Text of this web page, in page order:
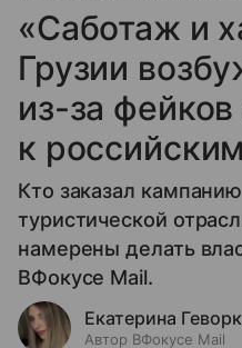
«Саботаж и
Грузии
из-за
к
Кто заказал
туристической
намерены делать
ВФокусе Mail.
Екатерина
Автор ВФокусе Mail